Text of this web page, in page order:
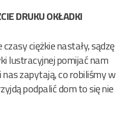
DRUKU OKŁADKI
ciężkie nastały, sądzę
lustracyjnej pomijać nam
zapytają, co robiliśmy w
podpalić dom to się nie